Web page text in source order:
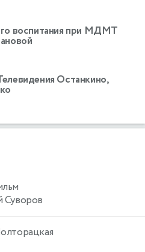
воспитания при МДМТ
Останкино,
Суворов